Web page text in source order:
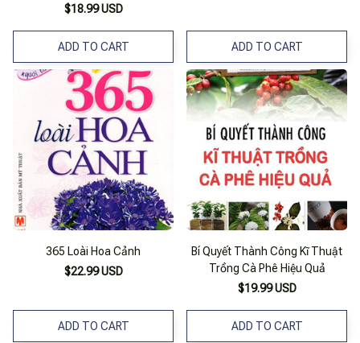
$18.99 USD
ADD TO CART ADD TO CART
365 Loài Hoa Cảnh
$22.99 USD
ADD TO CART
Bí Quyết Thành Công Kĩ Thuật
Trồng Cà Phê Hiệu Quả
$19.99 USD
ADD TO CART